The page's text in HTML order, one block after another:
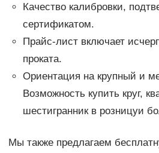
Качество калибровки,
сертификатом.
Прайс-лист включает
проката.
Ориентация на крупный и
Возможность купить круг,
шестигранник в розницуи
Мы также предлагаем